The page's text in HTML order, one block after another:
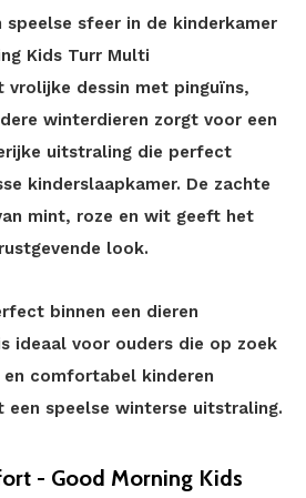
speelse sfeer in de kinderkamer
Kids Turr Multi
vrolijke dessin met pinguïns,
winterdieren zorgt voor een
uitstraling die perfect
kinderslaapkamer. De zachte
mint, roze en wit geeft het
look.
binnen een dieren
ideaal voor ouders die op zoek
comfortabel kinderen
een speelse winterse uitstraling.
- Good Morning Kids